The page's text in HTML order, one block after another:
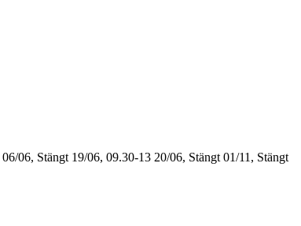
06/06, Stängt 19/06, 09.30-13 20/06, Stängt 01/11, Stängt